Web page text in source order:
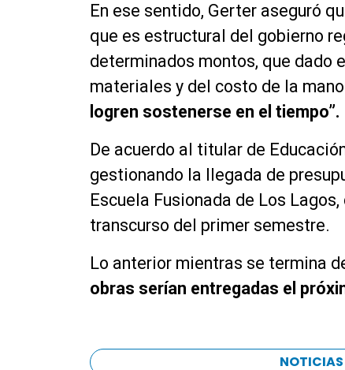
En ese sentido, Gerter aseguró
que es estructural del gobierno
determinados montos, que dado
materiales y del costo de la
logren sostenerse en el tiempo”.
De acuerdo al titular de
gestionando la llegada de
Escuela Fusionada de Los
transcurso del primer semestre.
Lo anterior mientras se termina
obras serían entregadas el